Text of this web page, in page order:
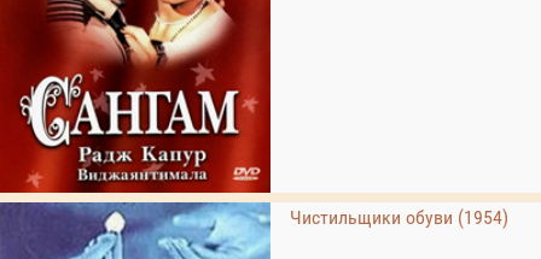
Чистильщики обуви (1954)